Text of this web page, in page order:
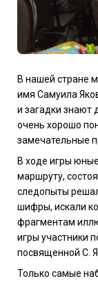
В нашей стране
имя Самуила
и загадки знают
очень хорошо
замечательные
В ходе игры
маршруту,
следопыты
шифры, искали
фрагментам
игры участники
посвященной С.
Только самые